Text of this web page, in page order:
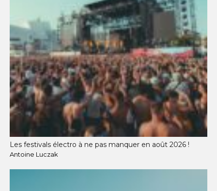
Les festivals électro à ne pas manquer en août 2026 !
Antoine Luczak